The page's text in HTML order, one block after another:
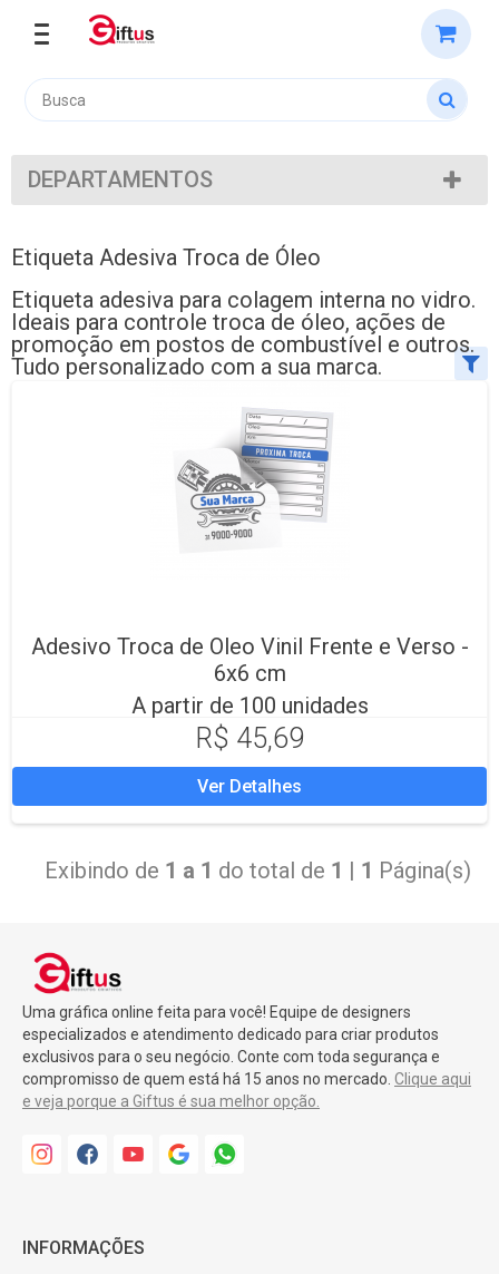
DEPARTAMENTOS
Etiqueta Adesiva Troca de Óleo
Etiqueta adesiva para colagem interna no vidro.
Ideais para controle troca de óleo, ações de
promoção em postos de combustível e outros.
Tudo personalizado com a sua marca.
Exibir até:
Adesivo Troca de Oleo Vinil Frente e Verso -
6x6 cm
A partir de 100 unidades
R$ 45,69
Ver Detalhes
Exibindo de 1 a 1 do total de 1 | 1 Página(s)
Uma gráfica online feita para você! Equipe de designers
especializados e atendimento dedicado para criar produtos
exclusivos para o seu negócio. Conte com toda segurança e
compromisso de quem está há 15 anos no mercado. Clique aqui
e veja porque a Giftus é sua melhor opção.
INFORMAÇÕES